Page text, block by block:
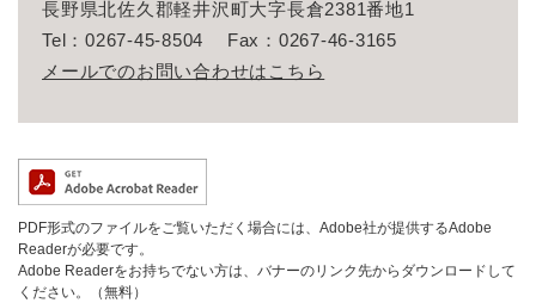
長野県北佐久郡軽井沢町大字長倉2381番地1
Tel：0267-45-8504
Fax：0267-46-3165
メールでのお問い合わせはこちら
PDF形式のファイルをご覧いただく場合には、Adobe社が提供するAdobe
Readerが必要です。
Adobe Readerをお持ちでない方は、バナーのリンク先からダウンロードして
ください。（無料）